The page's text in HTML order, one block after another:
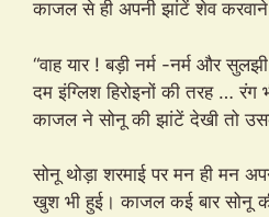
काजल से ही अपनी झांटें शेव करवाने
“वाह यार ! बड़ी नर्म -नर्म और
दम इंग्लिश हिरोइनों की तरह … रंग
काजल ने सोनू की झांटें देखी तो
सोनू थोड़ा शरमाई पर मन ही मन
खुश भी हुई। काजल कई बार सोनू